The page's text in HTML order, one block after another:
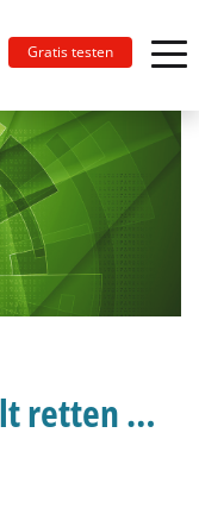
Gratis testen
retten …